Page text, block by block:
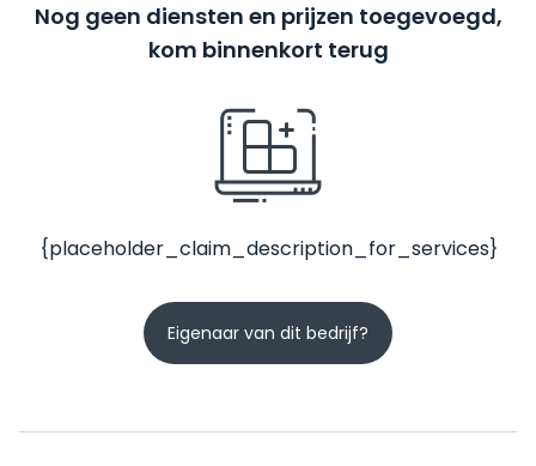
Nog geen diensten en prijzen toegevoegd,
kom binnenkort terug
{placeholder_claim_description_for_services}
Eigenaar van dit bedrijf?